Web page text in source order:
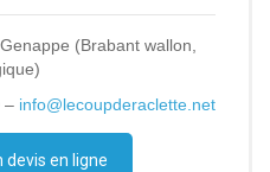
(Brabant wallon,
– info@lecoupderaclette.net
devis en ligne